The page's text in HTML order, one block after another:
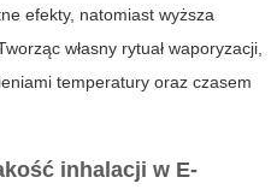
efekty, natomiast wyższa
własny rytuał waporyzacji,
temperatury oraz czasem
inhalacji w E-